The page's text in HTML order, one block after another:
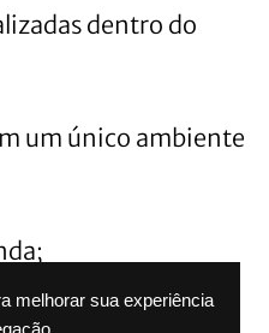
melhorar sua experiência
dentro do
um único ambiente